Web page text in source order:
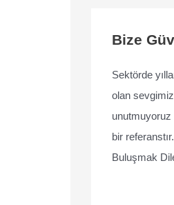
Bize
Sektörde
olan
bir
Buluşmak